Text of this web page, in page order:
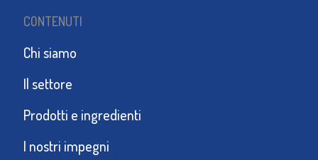
CONTENUTI
Chi siamo
Il settore
Prodotti e ingredienti
I nostri impegni